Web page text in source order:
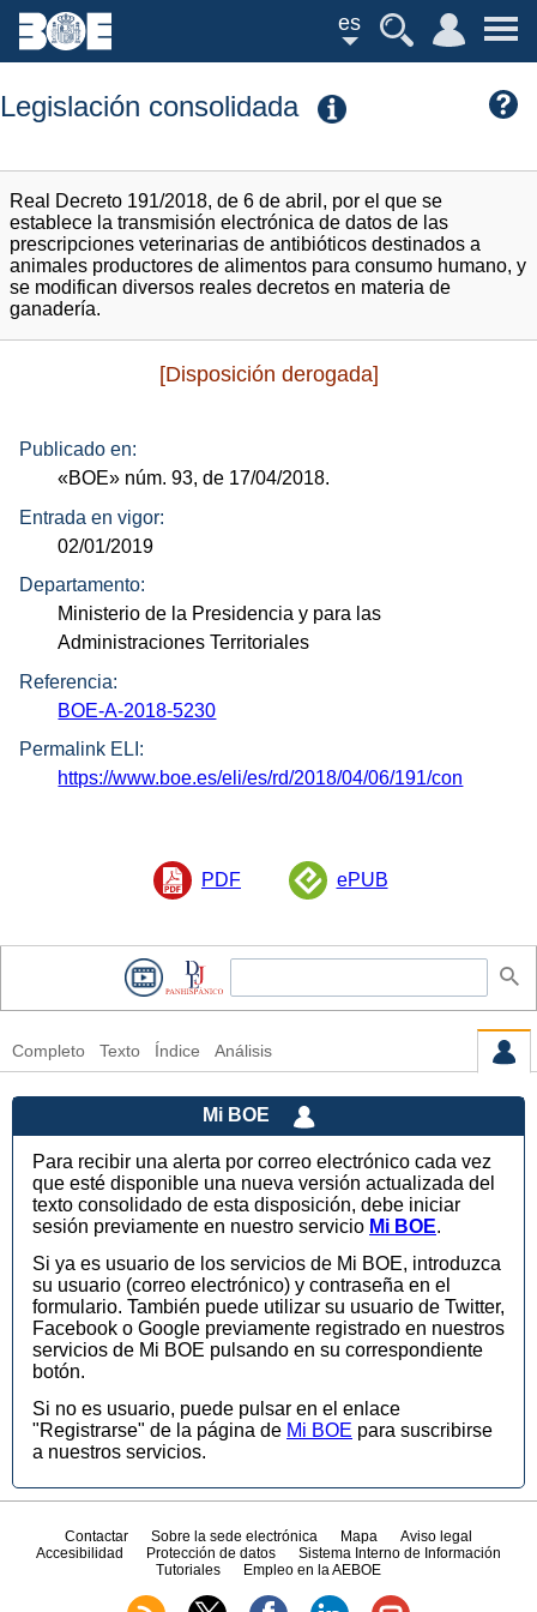
es
Legislación consolidada
Real Decreto 191/2018, de 6 de abril, por el que se
establece la transmisión electrónica de datos de las
prescripciones veterinarias de antibióticos destinados a
animales productores de alimentos para consumo humano, y
se modifican diversos reales decretos en materia de
ganadería.
[Disposición derogada]
Publicado en:
«BOE» núm. 93, de 17/04/2018.
Entrada en vigor:
02/01/2019
Departamento:
Ministerio de la Presidencia y para las
Administraciones Territoriales
Referencia:
BOE-A-2018-5230
Permalink ELI:
https://www.boe.es/eli/es/rd/2018/04/06/191/con
PDF ePUB
Completo Texto Índice Análisis
Mi BOE
Para recibir una alerta por correo electrónico cada vez
que esté disponible una nueva versión actualizada del
texto consolidado de esta disposición, debe iniciar
sesión previamente en nuestro servicio Mi BOE.
Si ya es usuario de los servicios de Mi BOE, introduzca
su usuario (correo electrónico) y contraseña en el
formulario. También puede utilizar su usuario de Twitter,
Facebook o Google previamente registrado en nuestros
servicios de Mi BOE pulsando en su correspondiente
botón.
Si no es usuario, puede pulsar en el enlace
"Registrarse" de la página de Mi BOE para suscribirse
a nuestros servicios.
Contactar Sobre la sede electrónica Mapa
Aviso legal
Accesibilidad
Protección de datos
Sistema Interno de Información
Tutoriales
Empleo en la AEBOE